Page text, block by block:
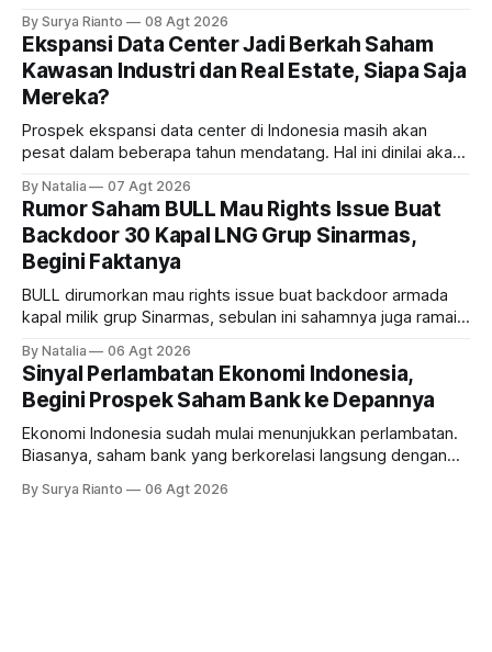
By Surya Rianto 08 Agt 2026
Ekspansi Data Center Jadi Berkah Saham
Kawasan Industri dan Real Estate, Siapa Saja
Mereka?
Prospek ekspansi data center di Indonesia masih akan
pesat dalam beberapa tahun mendatang. Hal ini dinilai akan
estate, ada siapa saja mereka?
By Natalia 07 Agt 2026
Rumor Saham BULL Mau Rights Issue Buat
Backdoor 30 Kapal LNG Grup Sinarmas,
Begini Faktanya
BULL dirumorkan mau rights issue buat backdoor armada
kapal milik grup Sinarmas, sebulan ini sahamnya juga ramai
masih menarik dilirik?
By Natalia 06 Agt 2026
Sinyal Perlambatan Ekonomi Indonesia,
Begini Prospek Saham Bank ke Depannya
Ekonomi Indonesia sudah mulai menunjukkan perlambatan.
Biasanya, saham bank yang berkorelasi langsung dengan
bank ke depannya?
By Surya Rianto 06 Agt 2026